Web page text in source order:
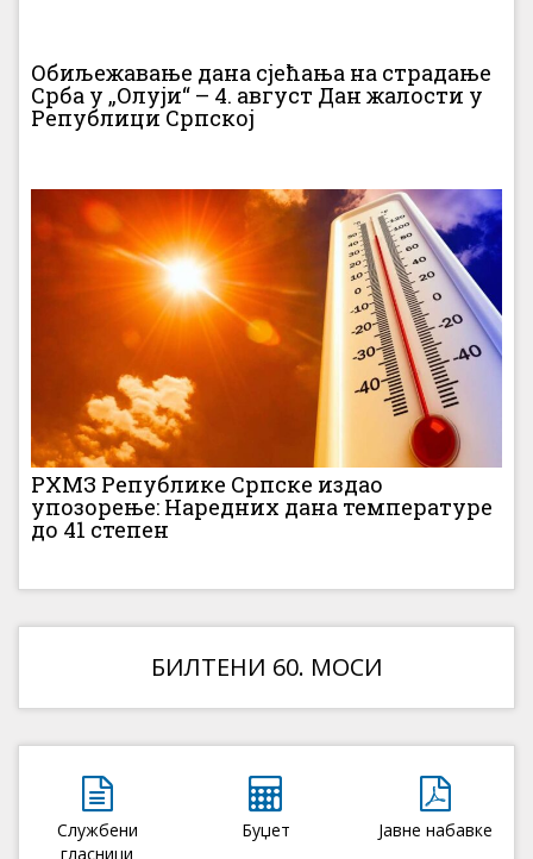
Обиљежавање дана сјећања на страдање
Срба у „Олуји“ – 4. август Дан жалости у
Републици Српској
РХМЗ Републике Српске издао
упозорење: Наредних дана температуре
до 41 степен
БИЛТЕНИ 60. МОСИ
Службени
гласници
Буџет Јавне набавке